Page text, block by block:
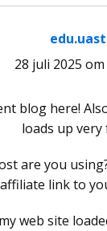
28 juli 2025 om
blog here!
loads up very
are you
affiliate link to
web site